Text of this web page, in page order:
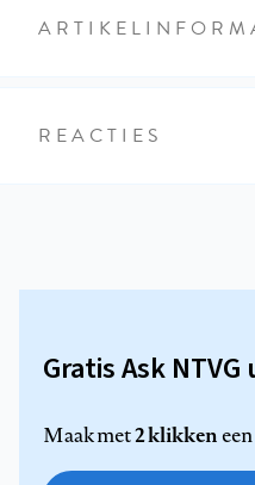
REACTIES
Gratis Ask
Maak met2 klikken